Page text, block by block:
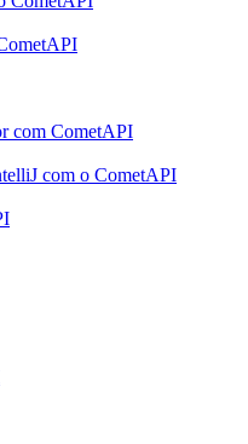
com CometAPI
com o CometAPI